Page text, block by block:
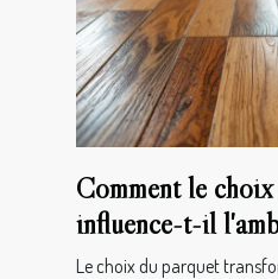
Comment le
influence-t-il
intérieur ?
Le choix du parquet